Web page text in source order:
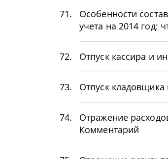
71.
Особенности
учета на 2014 год:
72. Отпуск кассира и
73. Отпуск
74.
Отражение
Комментарий